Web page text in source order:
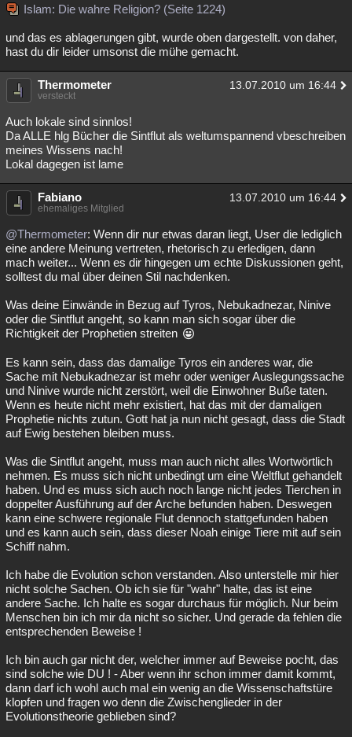
Islam: Die wahre Religion? (Seite 1224)
und das es ablagerungen gibt, wurde oben dargestellt. von daher,
hast du dir leider umsonst die mühe gemacht.
Thermometer 13.07.2010 um 16:44
versteckt
Auch lokale sind sinnlos!
Da ALLE hlg Bücher die Sintflut als weltumspannend vbeschreiben
meines Wissens nach!
Lokal dagegen ist lame
Fabiano 13.07.2010 um 16:44
ehemaliges Mitglied
@Thermometer: Wenn dir nur etwas daran liegt, User die lediglich
eine andere Meinung vertreten, rhetorisch zu erledigen, dann
mach weiter... Wenn es dir hingegen um echte Diskussionen geht,
solltest du mal über deinen Stil nachdenken.
Was deine Einwände in Bezug auf Tyros, Nebukadnezar, Ninive
oder die Sintflut angeht, so kann man sich sogar über die
Richtigkeit der Prophetien streiten
Es kann sein, dass das damalige Tyros ein anderes war, die
Sache mit Nebukadnezar ist mehr oder weniger Auslegungssache
und Ninive wurde nicht zerstört, weil die Einwohner Buße taten.
Wenn es heute nicht mehr existiert, hat das mit der damaligen
Prophetie nichts zutun. Gott hat ja nun nicht gesagt, dass die Stadt
auf Ewig bestehen bleiben muss.
Was die Sintflut angeht, muss man auch nicht alles Wortwörtlich
nehmen. Es muss sich nicht unbedingt um eine Weltflut gehandelt
haben. Und es muss sich auch noch lange nicht jedes Tierchen in
doppelter Ausführung auf der Arche befunden haben. Deswegen
kann eine schwere regionale Flut dennoch stattgefunden haben
und es kann auch sein, dass dieser Noah einige Tiere mit auf sein
Schiff nahm.
Ich habe die Evolution schon verstanden. Also unterstelle mir hier
nicht solche Sachen. Ob ich sie für "wahr" halte, das ist eine
andere Sache. Ich halte es sogar durchaus für möglich. Nur beim
Menschen bin ich mir da nicht so sicher. Und gerade da fehlen die
entsprechenden Beweise !
Ich bin auch gar nicht der, welcher immer auf Beweise pocht, das
sind solche wie DU ! - Aber wenn ihr schon immer damit kommt,
dann darf ich wohl auch mal ein wenig an die Wissenschaftstüre
klopfen und fragen wo denn die Zwischenglieder in der
Evolutionstheorie geblieben sind?